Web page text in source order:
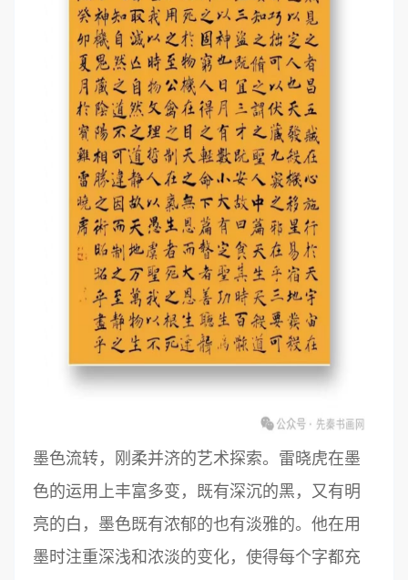
墨色流转，刚柔并济的艺术探索。雷晓虎在墨
色的运用上丰富多变，既有深沉的黑，又有明
亮的白，墨色既有浓郁的也有淡雅的。他在用
墨时注重深浅和浓淡的变化，使得每个字都充